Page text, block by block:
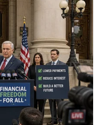
thông ở Liên
Sáu vừa qua đã
tháng mạnh